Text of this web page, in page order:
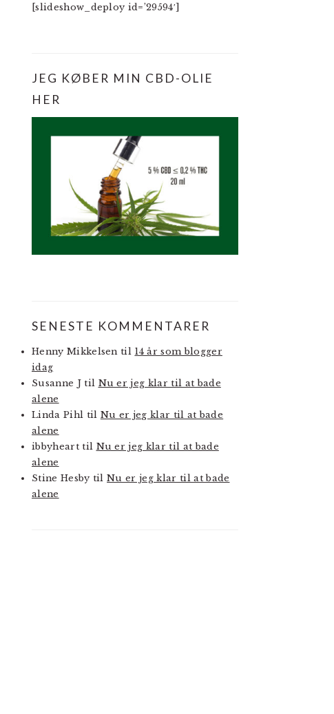
[slideshow_deploy id=’29594′]
JEG KØBER MIN CBD-OLIE
HER
SENESTE KOMMENTARER
Henny Mikkelsen til 14 år som blogger
idag
Susanne Jtil Nu er jeg klar til at bade
alene
Linda Pihl til Nu er jeg klar til at bade
alene
ibbyhearttil Nu er jeg klar til at bade
alene
Stine Hesby tilNu er jeg klar til at bade
alene